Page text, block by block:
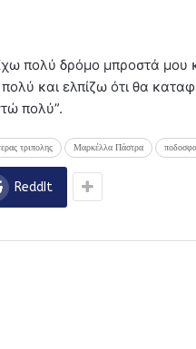
πολύ δρόμο μπροστά μου
και ελπίζω ότι θα
πολύ”.
τριπολης Μαρκέλλα Πάστρα
ReddIt